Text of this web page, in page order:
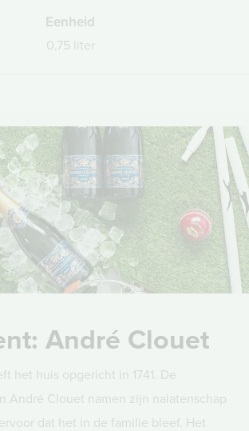
Eenheid
0,75 liter
André Clouet
het huis opgericht in 1741. De
André Clouet namen zijn nalatenschap
dat het in de familie bleef. Het